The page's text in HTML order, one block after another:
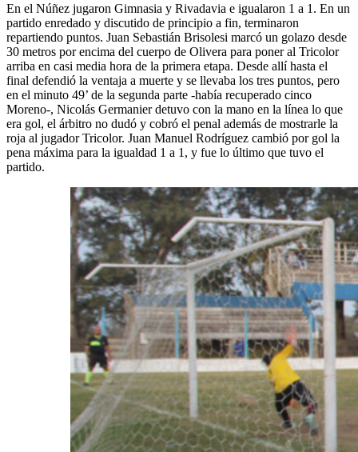
En el Núñez jugaron Gimnasia y Rivadavia e igualaron 1 a 1. En un
partido enredado y discutido de principio a fin, terminaron
repartiendo puntos. Juan Sebastián Brisolesi marcó un golazo desde
30 metros por encima del cuerpo de Olivera para poner al Tricolor
arriba en casi media hora de la primera etapa. Desde allí hasta el
final defendió la ventaja a muerte y se llevaba los tres puntos, pero
en el minuto 49’ de la segunda parte -había recuperado cinco
Moreno-, Nicolás Germanier detuvo con la mano en la línea lo que
era gol, el árbitro no dudó y cobró el penal además de mostrarle la
roja al jugador Tricolor. Juan Manuel Rodríguez cambió por gol la
pena máxima para la igualdad 1 a 1, y fue lo último que tuvo el
partido.